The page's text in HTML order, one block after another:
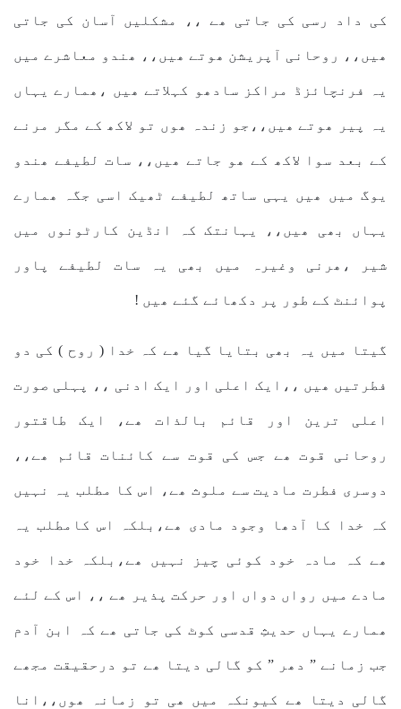
کی داد رسی کی جاتی ھے ،، مشکلیں آسان کی جاتی
ھیں،، روحانی آپریشن ھوتے ھیں،، ھندو معاشرے میں
یہ فرنچائزڈ مراکز سادھو کہلاتے ھیں ،ھمارے یہاں
یہ پیر ھوتے ھیں،،جو زندہ ھوں تو لاکھ کے مگر مرنے
کے بعد سوا لاکھ کے ھو جاتے ھیں،، سات لطیفے ھندو
یوگ میں ھیں یہی ساتھ لطیفے ٹھیک اسی جگہ ھمارے
یہاں بھی ھیں،، یہانتک کہ انڈین کارٹونوں میں
شیر ،ھرنی وغیرہ میں بھی یہ سات لطیفے پاور
پوائنٹ کے طور پر دکھائے گئے ھیں !
گیتا میں یہ بھی بتایا گیا ھے کہ خدا ( روح ) کی دو
فطرتیں ھیں ،،ایک اعلی اور ایک ادنی ،، پہلی صورت
اعلی ترین اور قائم بالذات ھے، ایک طاقتور
روحانی قوت ھے جس کی قوت سے کائنات قائم ھے،،
دوسری فطرت مادیت سے ملوث ھے، اس کا مطلب یہ نہیں
کہ خدا کا آدھا وجود مادی ھے،بلکہ اس کامطلب یہ
ھے کہ مادہ خود کوئی چیز نہیں ھے،بلکہ خدا خود
مادے میں رواں دواں اور حرکت پذیر ھے ،، اس کے لئے
ھمارے یہاں حدیثِ قدسی کوٹ کی جاتی ھے کہ ابن آدم
جب زمانے ” دھر ” کو گالی دیتا ھے تو درحقیقت مجھے
گالی دیتا ھے کیونکہ میں ھی تو زمانہ ھوں،،انا